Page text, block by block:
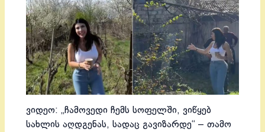
ვიდეო: „ჩამოვედი ჩემს სოფელში, ვიწყებ
სახლის აღდგენას, სადაც გავიზარდე“ – თამო